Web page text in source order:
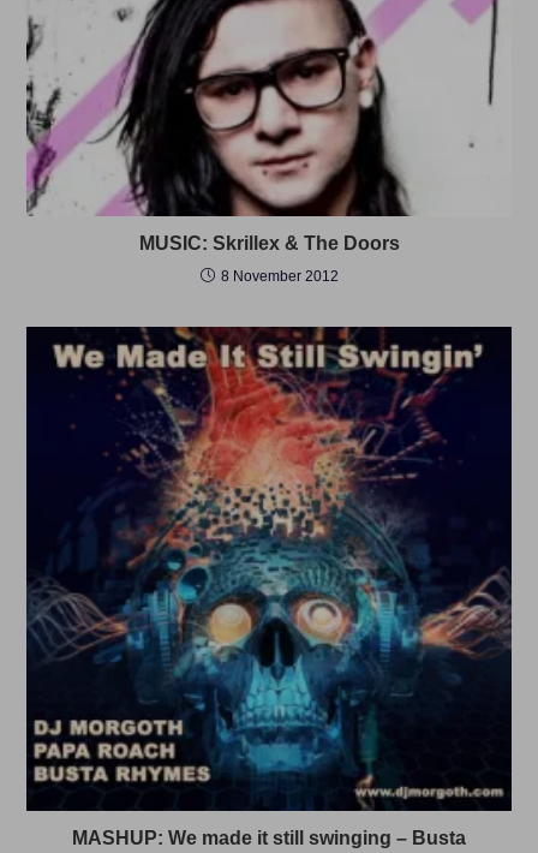
MUSIC: Skrillex & The Doors
8 November 2012
MASHUP: We made it still swinging – Busta